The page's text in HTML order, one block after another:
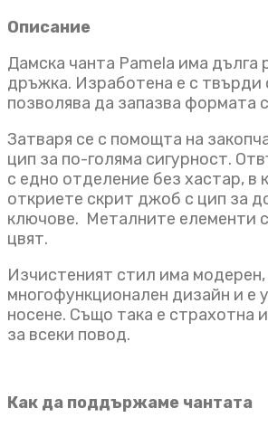
Описание
Дамска чанта Pamela има дълга
дръжка. Изработена е с твърди
позволява да запазва формата
Затваря се с помощта на
цип за по-голяма сигурност.
с едно отделение без хастар, в
откриете скрит джоб с цип за
ключове. Металните елементи
цвят.
Изчистеният стил има модерен,
многофункционален дизайн и е
носене. Също така е страхотна
за всеки повод.
Как да поддържаме чантата